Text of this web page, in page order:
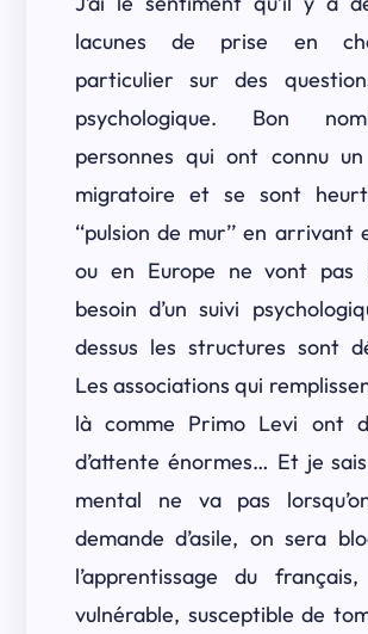
lacunes de prise en
particulier sur des
psychologique. Bon
personnes qui ont connu un
migratoire et se sont
‘‘pulsion de mur’’ en arrivant
ou en Europe ne vont pas
besoin d’un suivi
dessus les structures sont
Les associations qui
là comme Primo Levi ont
d’attente énormes… Et je
mental ne va pas
demande d’asile, on sera
l’apprentissage du
vulnérable, susceptible de